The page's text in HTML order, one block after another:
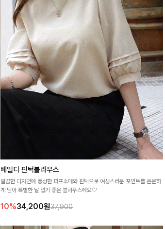
베일디 핀턱블라우스
깔끔한 디자인에 풍성한 퍼프소매와 핀턱으로 여성스러운 포인트를 은은하
게 담아 특별한 날 입기 좋은 블라우스에요🤍
10%34,200원37,900